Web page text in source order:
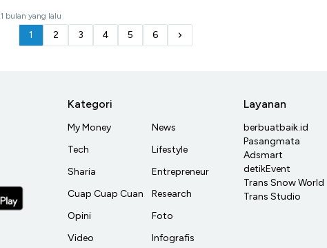
1 bulan yang lalu
1 2 3 4 5 6
Kategori
My Money
Tech
Sharia
Cuap Cuap Cuan
Opini
Video
News
Lifestyle
Entrepreneur
Research
Foto
Infografis
Layanan
berbuatbaik.id
Pasangmata
Adsmart
detikEvent
Trans Snow World
Trans Studio